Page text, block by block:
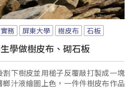
務 屏東大學 樹皮布 石板
學做樹皮布、砌石板
下樹皮並用槌子反覆敲打製成一塊
汁液繪圖上色，一件件樹皮布作品